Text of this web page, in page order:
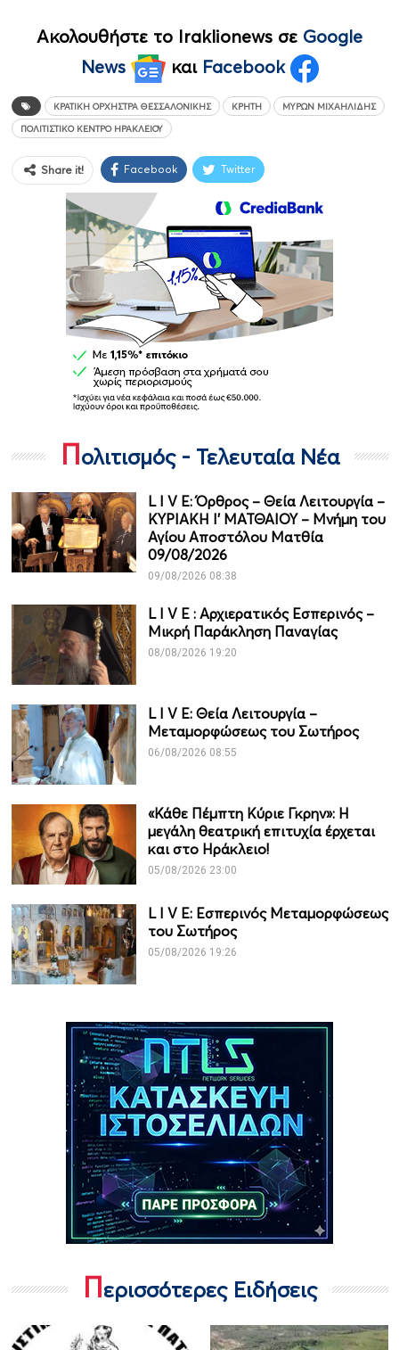
Ακολουθήστε το Iraklionews σε Google
News
και Facebook
ΚΡΑΤΙΚΉ ΟΡΧΉΣΤΡΑ ΘΕΣΣΑΛΟΝΊΚΗΣ ΚΡΉΤΗ ΜΎΡΩΝ ΜΙΧΑΗΛΊΔΗΣ
ΠΟΛΙΤΙΣΤΙΚΌ ΚΈΝΤΡΟ ΗΡΑΚΛΕΊΟΥ
Share it! Facebook Twitter
Πολιτισμός - Τελευταία Νέα
L I V E: Όρθρος – Θεία Λειτουργία –
ΚΥΡΙΑΚΗ Ι' ΜΑΤΘΑΙΟΥ – Μνήμη του
Αγίου Αποστόλου Ματθία
09/08/2026
09/08/2026 08:38
L I V Ε : Αρχιερατικός Εσπερινός –
Μικρή Παράκληση Παναγίας
08/08/2026 19:20
L I V E: Θεία Λειτουργία –
Μεταμορφώσεως του Σωτήρος
06/08/2026 08:55
«Κάθε Πέμπτη Κύριε Γκρην»: Η
μεγάλη θεατρική επιτυχία έρχεται
και στο Ηράκλειο!
05/08/2026 23:00
L I V E: Εσπερινός Μεταμορφώσεως
του Σωτήρος
05/08/2026 19:26
Περισσότερες Ειδήσεις